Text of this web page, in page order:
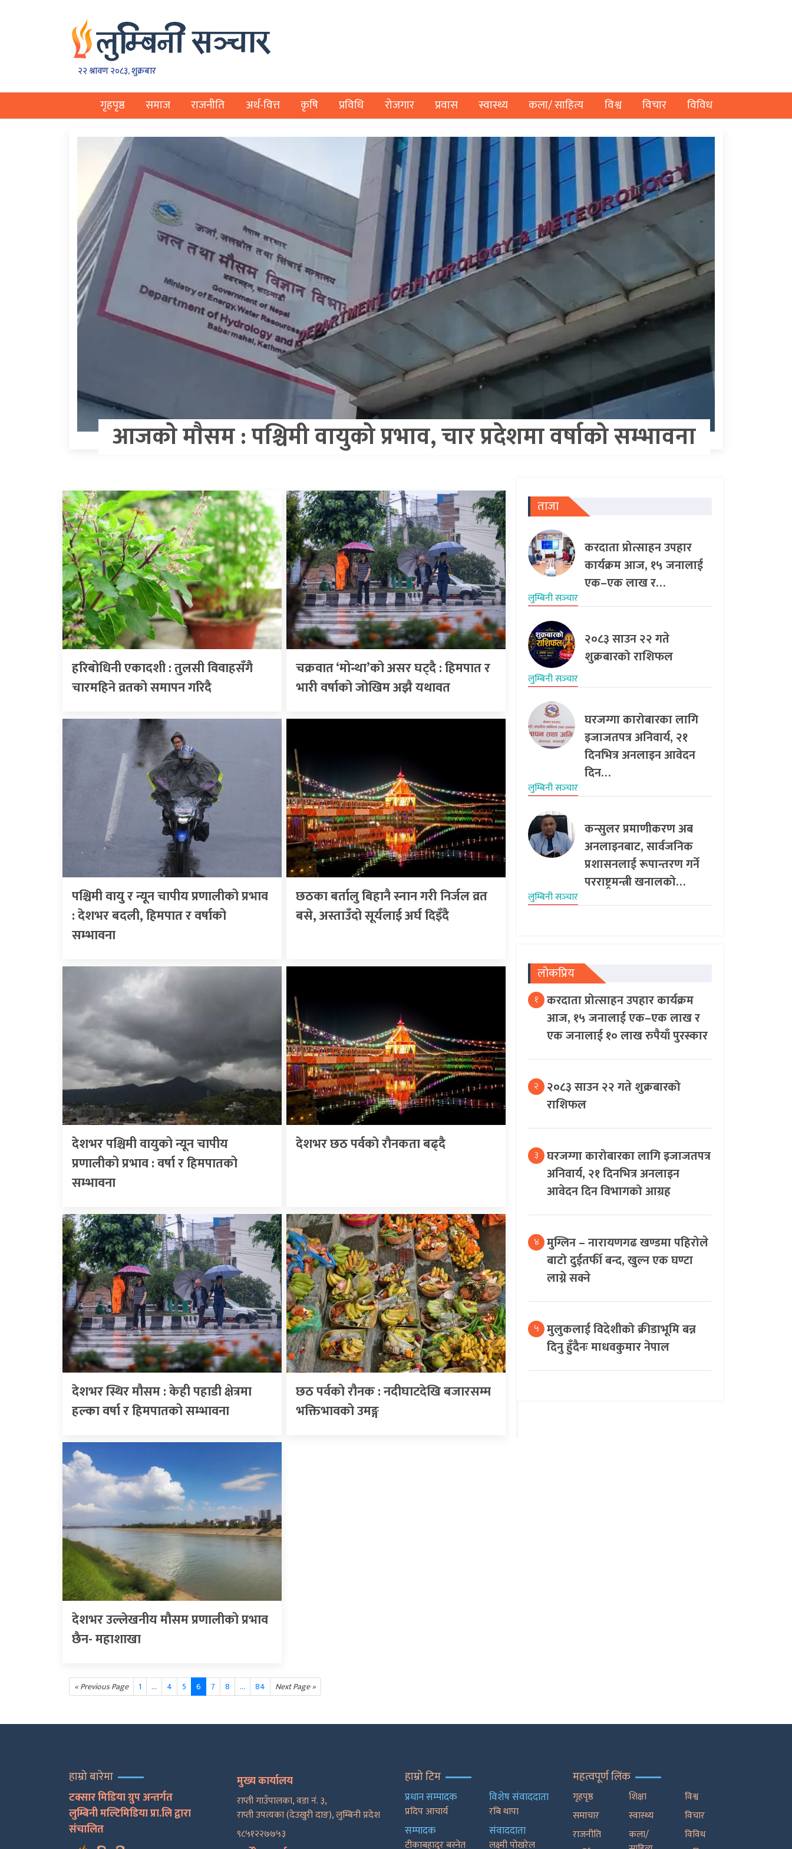
२२ श्रावण २०८३, शुक्रबार
गृहपृष्ठ समाज राजनीति अर्थ-वित्त कृषि प्रविधि रोजगार प्रवास स्वास्थ्य कला/ साहित्य विश्व विचार विविध
आजकाे माैसम : पश्चिमी वायुको प्रभाव, चार प्रदेशमा वर्षाको सम्भावना
हरिबोधिनी एकादशी : तुलसी विवाहसँगै
चारमहिने व्रतको समापन गरिदै
चक्रवात ‘मोन्था’को असर घट्दै : हिमपात र
भारी वर्षाको जोखिम अझै यथावत
पश्चिमी वायु र न्यून चापीय प्रणालीको प्रभाव
: देशभर बदली, हिमपात र वर्षाको
सम्भावना
छठका बर्तालु बिहानै स्नान गरी निर्जल व्रत
बसे, अस्ताउँदो सूर्यलाई अर्घ दिइँदै
देशभर पश्चिमी वायुको न्यून चापीय
प्रणालीको प्रभाव : वर्षा र हिमपातको
सम्भावना
देशभर छठ पर्वकाे राैनकता बढ्दै
देशभर स्थिर मौसम : केही पहाडी क्षेत्रमा
हल्का वर्षा र हिमपातको सम्भावना
छठ पर्वको रौनक : नदीघाटदेखि बजारसम्म
भक्तिभावको उमङ्ग
देशभर उल्लेखनीय मौसम प्रणालीको प्रभाव
छैन- महाशाखा
ताजा
करदाता प्रोत्साहन उपहार
कार्यक्रम आज, १५ जनालाई
एक–एक लाख र…
लुम्बिनी सञ्‍चार
२०८३ साउन २२ गते
शुक्रबारको राशिफल
लुम्बिनी सञ्‍चार
घरजग्गा कारोबारका लागि
इजाजतपत्र अनिवार्य, २१
दिनभित्र अनलाइन आवेदन
दिन…
लुम्बिनी सञ्‍चार
कन्सुलर प्रमाणीकरण अब
अनलाइनबाट, सार्वजनिक
प्रशासनलाई रूपान्तरण गर्ने
परराष्ट्रमन्त्री खनालको…
लुम्बिनी सञ्‍चार
लोकप्रिय
१ करदाता प्रोत्साहन उपहार कार्यक्रम
आज, १५ जनालाई एक–एक लाख र
एक जनालाई १० लाख रुपैयाँ पुरस्कार
२ २०८३ साउन २२ गते शुक्रबारको
राशिफल
३ घरजग्गा कारोबारका लागि इजाजतपत्र
अनिवार्य, २१ दिनभित्र अनलाइन
आवेदन दिन विभागको आग्रह
४ मुग्लिन – नारायणगढ खण्डमा पहिरोले
बाटो दुईतर्फी बन्द, खुल्न एक घण्टा
लाग्ने सक्ने
५ मुलुकलाई विदेशीको क्रीडाभूमि बन्न
दिनु हुँदैनः माधवकुमार नेपाल
« Previous Page 1 … 4 5 6 7 8 ... 84 Next Page »
हाम्रो बारेमा
टक्सार मिडिया ग्रुप अन्तर्गत
लुम्बिनी मल्टिमिडिया प्रा.लि द्वारा
संचालित
मुख्य कार्यालय
राप्ती गाउँपालका, वडा नं. ३,
राप्ती उपत्यका (देउखुरी दाङ), लुम्बिनी प्रदेश
९८५१२२७७५३
हाम्रो टिम
प्रधान सम्पादक
प्रदिप आचार्य
सम्पादक
टीकाबहादुर बस्नेत
विशेष संवाददाता
रबि थापा
संवाददाता
लक्ष्मी पोखरेल
महत्वपूर्ण लिंक
गृहपृष्ठ
समाचार
राजनीति
शिक्षा
स्वास्थ्य
कला/
विश्व
विचार
विविध